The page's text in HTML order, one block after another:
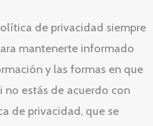
de privacidad siempre
mantenerte informado
y las formas en que
no estás de acuerdo con
de privacidad, que se